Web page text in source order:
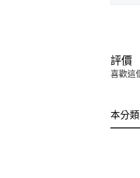
評價
喜歡這
本分